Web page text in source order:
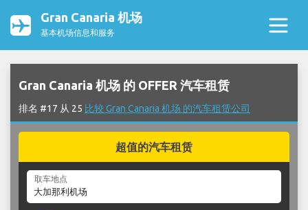
Gran Canaria 机场
基本机场信息和服务
Gran Canaria 机场 的 OFFER 汽车租赁
排名 #17 从 25 比较 Gran Canaria 机场 的汽车租赁公司
超值的汽车租赁
取车地点